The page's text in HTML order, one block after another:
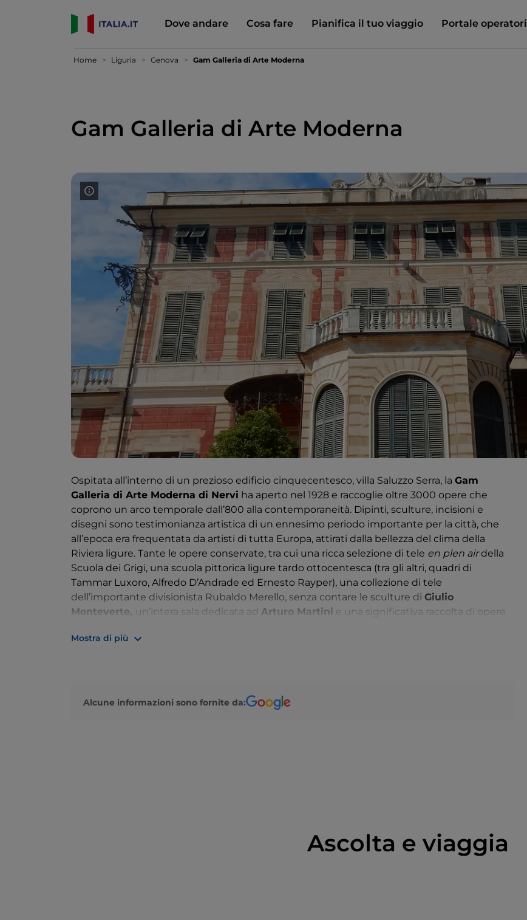
Dove andare Cosa fare Pianifica il tuo viaggio Portale operatori
Home Liguria Genova Gam Galleria di Arte Moderna
Gam Galleria di Arte Moderna
Ospitata all’interno di un prezioso edificio cinquecentesco, villa Saluzzo Serra, la Gam
Galleria di Arte Moderna di Nervi ha aperto nel 1928 e raccoglie oltre 3000 opere che
coprono un arco temporale dall’800 alla contemporaneità. Dipinti, sculture, incisioni e
disegni sono testimonianza artistica di un ennesimo periodo importante per la città, che
all’epoca era frequentata da artisti di tutta Europa, attirati dalla bellezza del clima della
Riviera ligure. Tante le opere conservate, tra cui una ricca selezione di tele en plen airdella
Scuola dei Grigi, una scuola pittorica ligure tardo ottocentesca (tra gli altri, quadri di
Tammar Luxoro, Alfredo D’Andrade ed Ernesto Rayper), una collezione di tele
dell’importante divisionista Rubaldo Merello, senza contare le sculture di Giulio
Monteverte,
un’intera sala dedicata ad Arturo Martini e una significativa raccolta di opere
Simon .
Mostra di più
Alcune informazioni sono fornite da:
Ascolta e viaggia